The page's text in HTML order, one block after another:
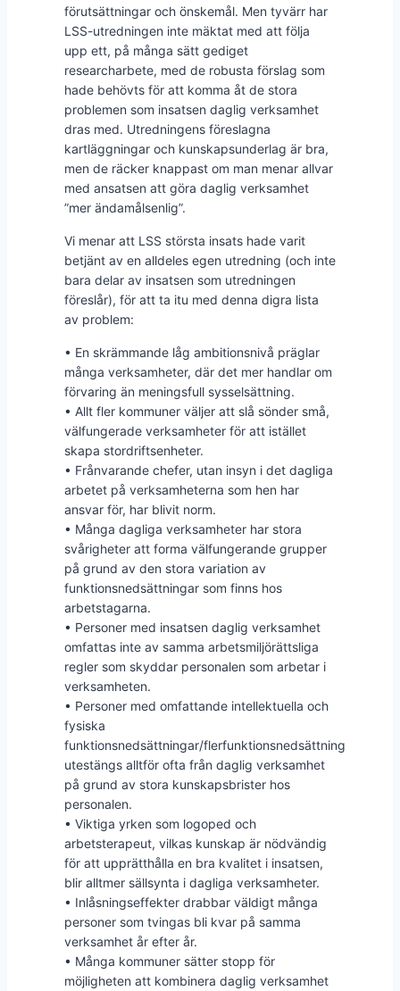
förutsättningar och önskemål. Men tyvärr har
LSS-utredningen inte mäktat med att följa
upp ett, på många sätt gediget
researcharbete, med de robusta förslag som
hade behövts för att komma åt de stora
problemen som insatsen daglig verksamhet
dras med. Utredningens föreslagna
kartläggningar och kunskapsunderlag är bra,
men de räcker knappast om man menar allvar
med ansatsen att göra daglig verksamhet
”mer ändamålsenlig”.
Vi menar att LSS största insats hade varit
betjänt av en alldeles egen utredning (och inte
bara delar av insatsen som utredningen
föreslår), för att ta itu med denna digra lista
av problem:
• En skrämmande låg ambitionsnivå präglar
många verksamheter, där det mer handlar om
förvaring än meningsfull sysselsättning.
• Allt fler kommuner väljer att slå sönder små,
välfungerade verksamheter för att istället
skapa stordriftsenheter.
• Frånvarande chefer, utan insyn i det dagliga
arbetet på verksamheterna som hen har
ansvar för, har blivit norm.
• Många dagliga verksamheter har stora
svårigheter att forma välfungerande grupper
på grund av den stora variation av
funktionsnedsättningar som finns hos
arbetstagarna.
• Personer med insatsen daglig verksamhet
omfattas inte av samma arbetsmiljörättsliga
regler som skyddar personalen som arbetar i
verksamheten.
• Personer med omfattande intellektuella och
fysiska
funktionsnedsättningar/flerfunktionsnedsättning
utestängs alltför ofta från daglig verksamhet
på grund av stora kunskapsbrister hos
personalen.
• Viktiga yrken som logoped och
arbetsterapeut, vilkas kunskap är nödvändig
för att upprätthålla en bra kvalitet i insatsen,
blir alltmer sällsynta i dagliga verksamheter.
• Inlåsningseffekter drabbar väldigt många
personer som tvingas bli kvar på samma
verksamhet år efter år.
• Många kommuner sätter stopp för
möjligheten att kombinera daglig verksamhet